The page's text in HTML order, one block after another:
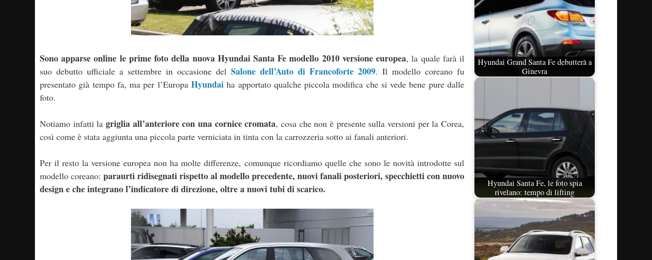
Sono apparse online le prime foto della nuova Hyundai Santa Fe modello 2010 versione europea, la quale farà il
suo debutto ufficiale a settembre in occasione del Salone dell’Auto di Francoforte 2009. Il modello coreano fu
presentato già tempo fa, ma per l’Europa Hyundaiha apportato qualche piccola modifica che si vede bene pure dalle
foto.
Notiamo infatti la griglia all’anteriore con una cornice cromata, cosa che non è presente sulla versioni per la Corea,
così come è stata aggiunta una piccola parte verniciata in tinta con la carrozzeria sotto ai fanali anteriori.
Per il resto la versione europea non ha molte differenze, comunque ricordiamo quelle che sono le novità introdotte sul
modello coreano: paraurti ridisegnati rispetto al modello precedente, nuovi fanali posteriori, specchietti con nuovo
design e che integrano l’indicatore di direzione, oltre a nuovi tubi di scarico.
Hyundai Grand Santa Fe debutterà a
Ginevra
Hyundai Santa Fe, le foto spia
rivelano: tempo di lifting